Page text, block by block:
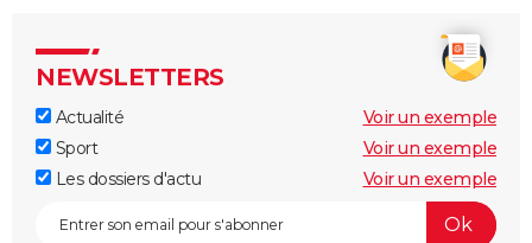
NEWSLETTERS
Actualité
Voir un exemple
Sport
Voir un exemple
Les dossiers d'actu
Voir un exemple